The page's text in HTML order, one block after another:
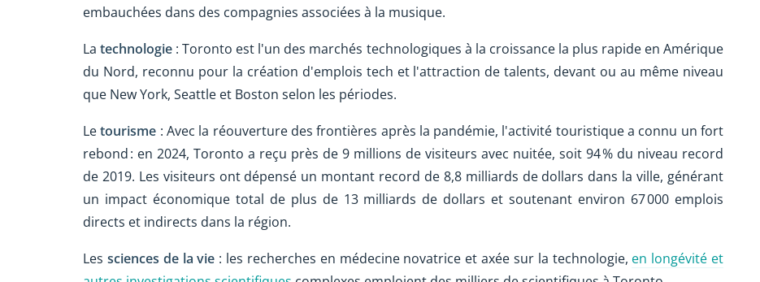
embauchées dans des compagnies associées à la musique.
Latechnologie : Toronto est l'un des marchés technologiques à la croissance la plus rapide en Amérique
du Nord, reconnu pour la création d'emplois tech et l'attraction de talents, devant ou au même niveau
que New York, Seattle et Boston selon les périodes.
Letourisme : Avec la réouverture des frontières après la pandémie, l'activité touristique a connu un fort
rebond : en 2024, Toronto a reçu près de 9 millions de visiteurs avec nuitée, soit 94 % du niveau record
de 2019. Les visiteurs ont dépensé un montant record de 8,8 milliards de dollars dans la ville, générant
un impact économique total de plus de 13 milliards de dollars et soutenant environ 67 000 emplois
directs et indirects dans la région.
Les sciences de la vie : les recherches en médecine novatrice et axée sur la technologie, en longévité et